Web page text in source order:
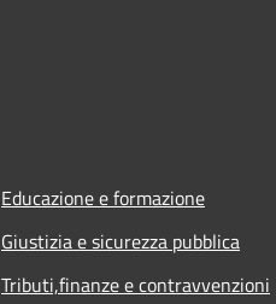
Educazione e formazione
Giustizia e sicurezza pubblica
Tributi,finanze e contravvenzioni